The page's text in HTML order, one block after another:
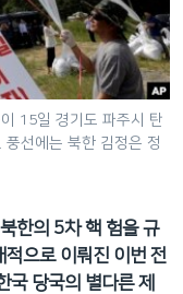
15일 경기도 파주시 탄
선에는 북한 김정은 정
한의 5차 핵 험을 규
으로 이뤄진 이번 전
국 당국의 별다른 제